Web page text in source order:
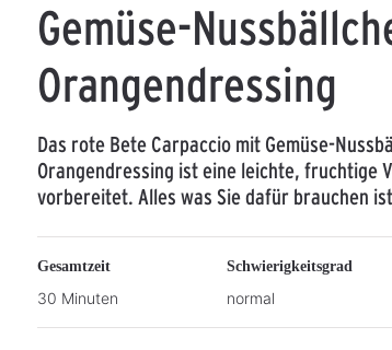
Gemüse-
Orangendressing
Das rote Bete Carpaccio mit Gemüse-
Orangendressing ist eine leichte, fruchtige
vorbereitet. Alles was Sie dafür brauchen
Gesamtzeit
30 Minuten
Schwierigkeitsgrad
normal